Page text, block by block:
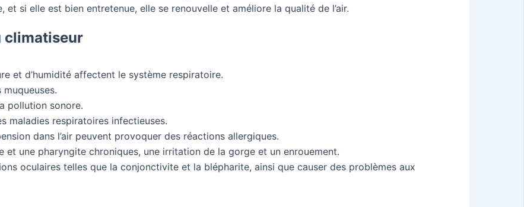
et si elle est bien entretenue, elle se renouvelle et améliore la qualité de l’air.
climatiseur
et d’humidité affectent le système respiratoire.
pollution sonore.
maladies respiratoires infectieuses.
dans l’air peuvent provoquer des réactions allergiques.
et une pharyngite chroniques, une irritation de la gorge et un enrouement.
oculaires telles que la conjonctivite et la blépharite, ainsi que causer des problèmes aux